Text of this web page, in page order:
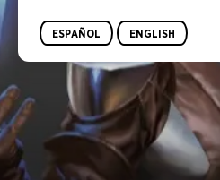
ESPAÑOL ENGLISH